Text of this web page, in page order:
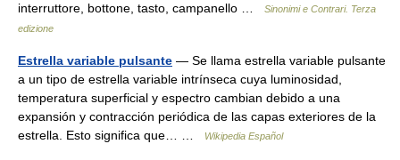
interruttore, bottone, tasto, campanello …
Sinonimi e Contrari. Terza
edizione
Estrella variable pulsante — Se llama estrella variable pulsante
a un tipo de estrella variable intrínseca cuya luminosidad,
temperatura superficial y espectro cambian debido a una
expansión y contracción periódica de las capas exteriores de la
estrella. Esto significa que… …
Wikipedia Español